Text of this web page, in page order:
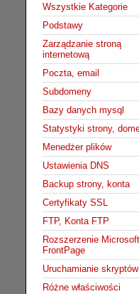
Wszystkie Kategorie
Podstawy
Zarządzanie stroną
internetową
Poczta, email
Subdomeny
Bazy danych mysql
Statystyki strony,
Menedżer plików
Ustawienia DNS
Backup strony, konta
Certyfikaty SSL
FTP, Konta FTP
Rozszerzenie Microsoft
FrontPage
Uruchamianie skryptów
Różne właściwości